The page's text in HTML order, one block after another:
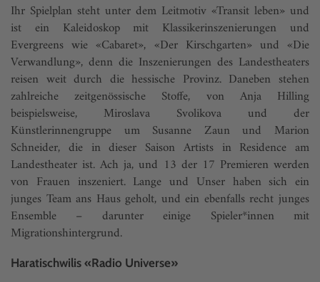
Ihr Spielplan steht unter dem Leitmotiv «Transit leben» und
ist ein Kaleidoskop mit Klassikerinszenierungen und
Evergreens wie «Cabaret», «Der Kirschgarten» und «Die
Verwandlung», denn die Inszenierungen des Landestheaters
reisen weit durch die hessische Provinz. Daneben stehen
zahlreiche zeitgenössische Stoffe, von Anja Hilling
beispielsweise, Miroslava Svolikova und der
Künstlerinnengruppe um Susanne Zaun und Marion
Schneider, die in dieser Saison Artists in Residence am
Landestheater ist. Ach ja, und 13 der 17 Premieren werden
von Frauen inszeniert. Lange und Unser haben sich ein
junges Team ans Haus geholt, und ein ebenfalls recht junges
Ensemble – darunter einige Spieler*innen mit
Migrationshintergrund.
Haratischwilis «Radio Universe»